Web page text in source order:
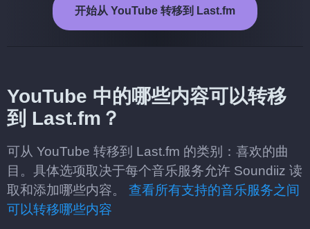
开始从 YouTube 转移到 Last.fm
YouTube 中的哪些内容可以转移
到 Last.fm？
可从 YouTube 转移到 Last.fm 的类别：喜欢的曲
目。具体选项取决于每个音乐服务允许 Soundiiz 读
取和添加哪些内容。 查看所有支持的音乐服务之间
可以转移哪些内容